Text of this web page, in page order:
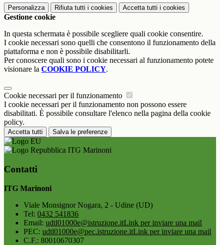
Personalizza Rifiuta tutti i cookies Accetta tutti i cookies
Gestione cookie
In questa schermata è possibile scegliere quali cookie consentire.
I cookie necessari sono quelli che consentono il funzionamento della
piattaforma e non è possibile disabilitarli.
Per conoscere quali sono i cookie necessari al funzionamento potete
visionare la COOKIE POLICY.
Cookie necessari per il funzionamento
I cookie necessari per il funzionamento non possono essere
disabilitati. È possibile consultare l'elenco nella pagina della cookie
policy.
Accetta tutti Salva le preferenze
ITG Marinoni
Contatti
ITG Marinoni
Viale Monsignor Nogara, 2 - Udine (UD)
Tel: 0432 541836
Email: udtl01000e@istruzione.itLink per inviare una mail
PEC: udtl01000e@pec.istruzione.itLink per inviare una mail
C.F.: 80010670307